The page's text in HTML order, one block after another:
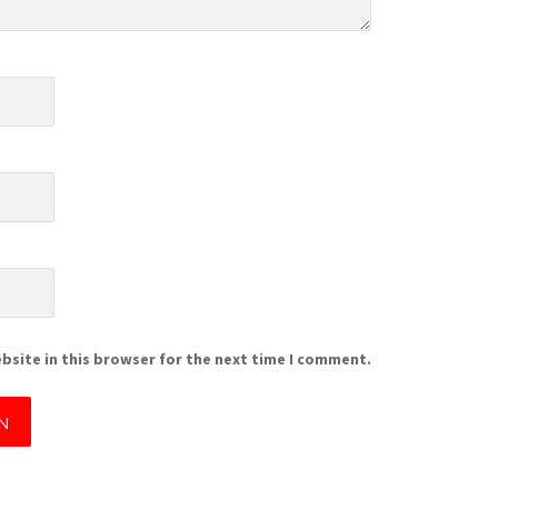
in this browser for the next time I comment.